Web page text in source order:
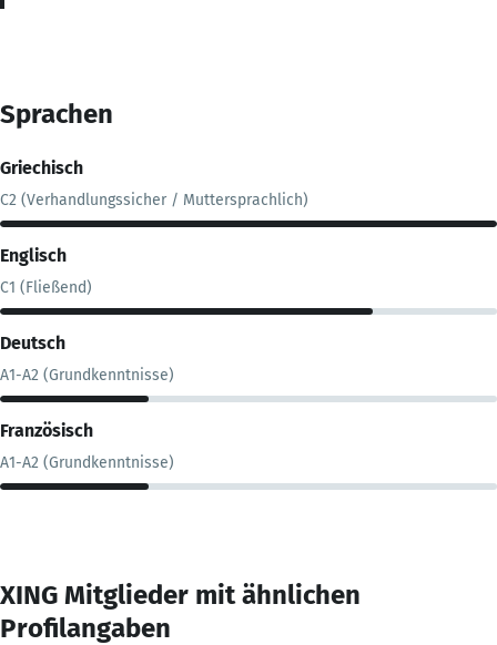
Sprachen
Griechisch
C2 (Verhandlungssicher / Muttersprachlich)
Englisch
C1 (Fließend)
Deutsch
A1-A2 (Grundkenntnisse)
Französisch
A1-A2 (Grundkenntnisse)
XING Mitglieder mit ähnlichen
Profilangaben